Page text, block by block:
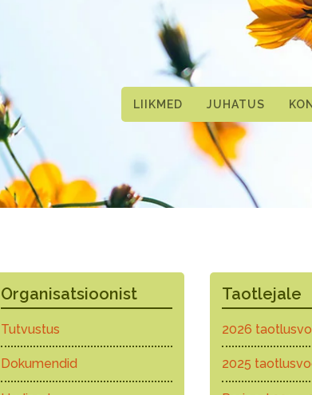
LIIKMED JUHATUS
Organisatsioonist
Tutvustus
Dokumendid
Taotlejale
2026
2025